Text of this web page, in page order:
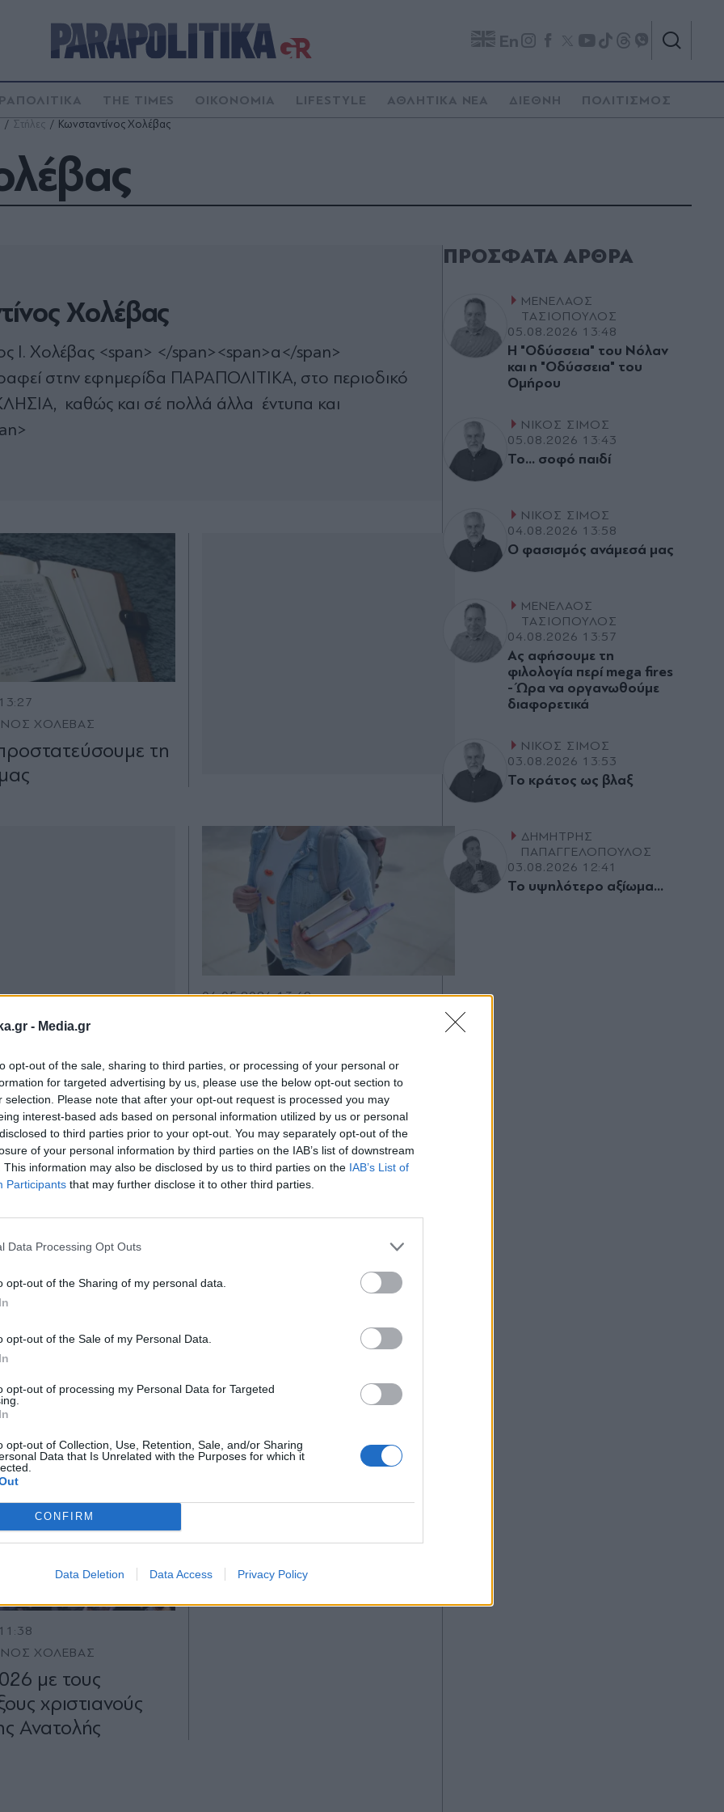
- Media.gr
opt-out of the sale, sharing to third parties, or processing of your personal or
for targeted advertising by us, please use the below opt-out section to
selection. Please note that after your opt-out request is processed you may
interest-based ads based on personal information utilized by us or personal
to third parties prior to your opt-out. You may separately opt-out of the
of your personal information by third parties on the IAB’s list of downstream
This information may also be disclosed by us to third parties on the IAB’s List of
Participants that may further disclose it to other third parties.
Data Processing Opt Outs
opt-out of the Sharing of my personal data.
opt-out of the Sale of my Personal Data.
opt-out of processing my Personal Data for Targeted
opt-out of Collection, Use, Retention, Sale, and/or Sharing
Data that Is Unrelated with the Purposes for which it
CONFIRM
Data Deletion Data Access Privacy Policy
En
THE TIMES ΟΙΚΟΝΟΜΙΑ LIFESTYLE ΑΘΛΗΤΙΚΑ ΝΕΑ ΔΙΕΘΝΗ ΠΟΛΙΤΙΣΜΟΣ
Στήλες Κωνσταντίνος Χολέβας
Χολέβας
Ι. Χολέβας <span> </span><span>α</span>
στην εφημερίδα ΠΑΡΑΠΟΛΙΤΙΚΑ, στο περιοδικό
καθώς και σέ πολλά άλλα έντυπα και
ΧΟΛΕΒΑΣ
τη
06.05.2026 13:49
στα νέα σχολικά βιβλία
ΧΟΛΕΒΑΣ
μας σε μία
προπαγάνδα
ΚΩΝΣΤΑΝΤΙΝΟΣ ΧΟΛΕΒΑΣ
οι σχέσεις Βουλγαρίας -
ΧΟΛΕΒΑΣ
µε τους
χριστιανούς
Ανατολής
ΠΡΌΣΦΑΤΑ ΆΡΘΡΑ
ΜΕΝΕΛΑΟΣ
ΤΑΣΙΟΠΟΥΛΟΣ
05.08.2026 13:48
Η "Οδύσσεια" του Νόλαν
και η "Οδύσσεια" του
Οµήρου
ΝΙΚΟΣ ΣΙΜΟΣ
05.08.2026 13:43
Το... σοφό παιδί
ΝΙΚΟΣ ΣΙΜΟΣ
04.08.2026 13:58
Ο φασισµός ανάµεσά µας
ΜΕΝΕΛΑΟΣ
ΤΑΣΙΟΠΟΥΛΟΣ
04.08.2026 13:57
Ας αφήσουµε τη
φιλολογία περί mega fires
- Ώρα να οργανωθούµε
διαφορετικά
ΝΙΚΟΣ ΣΙΜΟΣ
03.08.2026 13:53
Το κράτος ως βλαξ
ΔΗΜΗΤΡΗΣ
ΠΑΠΑΓΓΕΛΟΠΟΥΛΟΣ
03.08.2026 12:41
Το υψηλότερο αξίωµα...
newsletter
Αποδέχομαι τουςόρους χρήσης